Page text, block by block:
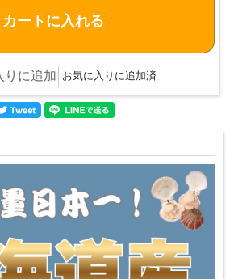
お気に入りに追加済